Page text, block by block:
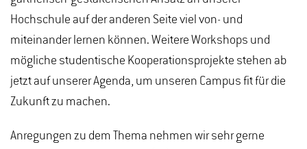
Hochschule auf der anderen Seite viel von- und
miteinander lernen können. Weitere Workshops und
mögliche studentische Kooperationsprojekte stehen ab
jetzt auf unserer Agenda, um unseren Campus fit für die
Zukunft zu machen.
Anregungen zu dem Thema nehmen wir sehr gerne